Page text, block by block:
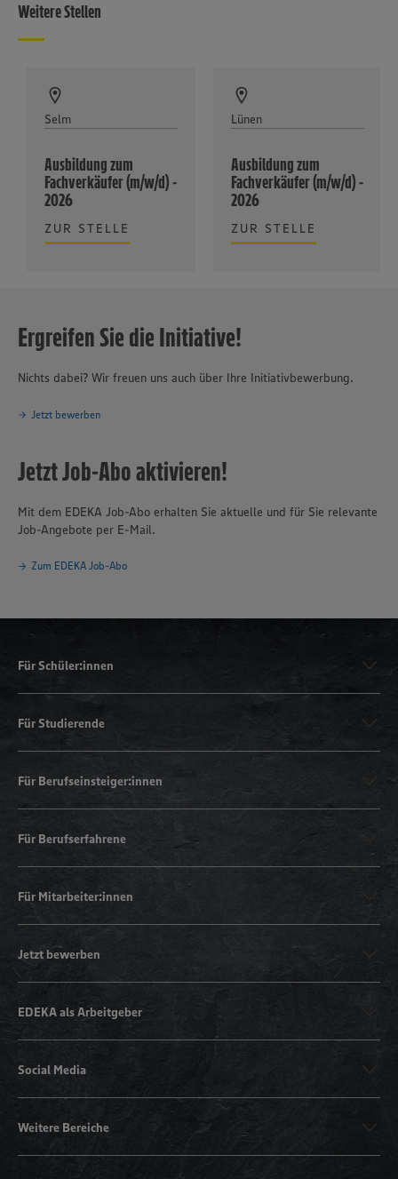
Weitere Stellen
Selm
Ausbildung zum
Fachverkäufer (m/w/d) -
2026
ZUR STELLE
Lünen
Ausbildung zum
Fachverkäufer (m/w/d) -
2026
ZUR STELLE
Ergreifen Sie die Initiative!
Nichts dabei? Wir freuen uns auch über Ihre Initiativbewerbung.
Jetzt bewerben
Jetzt Job-Abo aktivieren!
Mit dem EDEKA Job-Abo erhalten Sie aktuelle und für Sie relevante
Job-Angebote per E-Mail.
Zum EDEKA Job-Abo
Für Schüler:innen
Für Studierende
Für Berufseinsteiger:innen
Für Berufserfahrene
Für Mitarbeiter:innen
Jetzt bewerben
EDEKA als Arbeitgeber
Social Media
Weitere Bereiche